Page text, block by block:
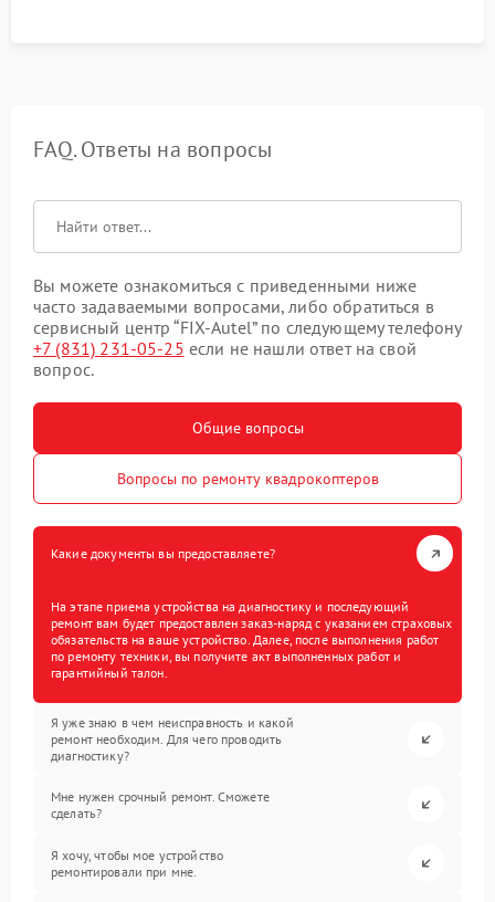
FAQ. Ответы на вопросы
Вы можете ознакомиться с приведенными ниже
часто задаваемыми вопросами, либо обратиться в
сервисный центр “FIX-Autel” по следующему телефону
+7 (831) 231-05-25 если не нашли ответ на свой
вопрос.
Общие вопросы
Вопросы по ремонту квадрокоптеров
Какие документы вы предоставляете?
На этапе приема устройства на диагностику и последующий
ремонт вам будет предоставлен заказ-наряд с указанием страховых
обязательств на ваше устройство. Далее, после выполнения работ
по ремонту техники, вы получите акт выполненных работ и
гарантийный талон.
Я уже знаю в чем неисправность и какой
ремонт необходим. Для чего проводить
диагностику?
Мне нужен срочный ремонт. Сможете
сделать?
Я хочу, чтобы мое устройство
ремонтировали при мне.